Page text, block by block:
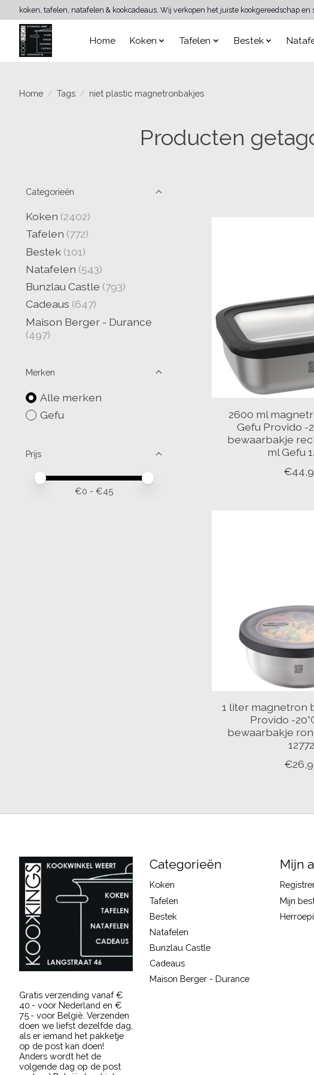
koken, tafelen, natafelen & kookcadeaus. Wij verkopen het juiste kookgereedschap
Home Koken Tafelen Bestek
Home / Tags / niet plastic magnetronbakjes
Producten
Categorieën
Koken (2402)
Tafelen (772)
Bestek (101)
Natafelen (543)
Bunzlau Castle (793)
Cadeaus (647)
Maison Berger - Durance
(497)
Merken
Alle merken
Gefu
Prijs
Minimale prijswaarde
Price maximum value
€0 - €45
2600 ml
Gefu Provido -
bewaarbakje
ml Gefu
1 liter magnetron
Provido -
bewaarbakje
12772
Gratis verzending vanaf €
40.- voor Nederland en €
75.- voor België. Verzenden
doen we liefst dezelfde dag,
als er iemand het pakketje
op de post kan doen!
Anders wordt het de
volgende dag op de post
Categorieën
Koken
Tafelen
Bestek
Natafelen
Bunzlau Castle
Cadeaus
Maison Berger - Durance
Mijn
Mijn